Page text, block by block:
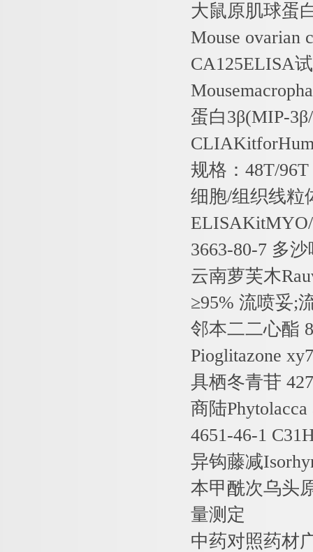
大鼠原肌球蛋
Mouse ovarian
CA125ELISA
蛋白3β(MIP-3β
规格： 48T/96T
细胞/组织线粒
3663-80-7 多
云南萝芙木
≥95% 流喷妥;
邻本二二心酯 8
Pioglitazone
具栖冬青苷
商陆
4651-46-1
异钩藤减
本甲酰次乌头
量测定
中药对照药材